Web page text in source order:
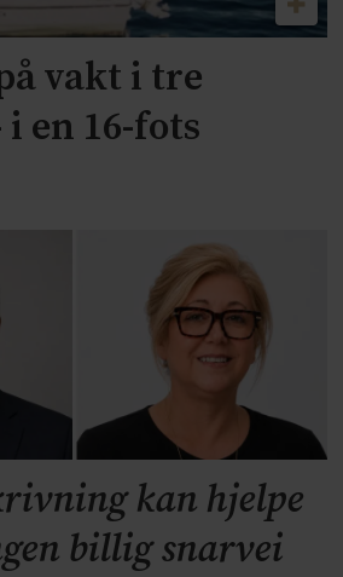
vakt i tre
en 16-fots
kan hjelpe
billig snarvei